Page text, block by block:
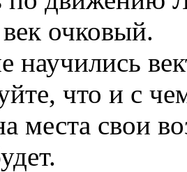
очковый.
научились
что и с
места свои